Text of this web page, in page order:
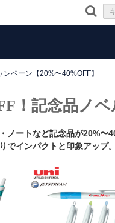
ペーン【20%〜40%OFF】
！記念品ノ
ノートなど記念品が20%
でインパクトと印象アップ